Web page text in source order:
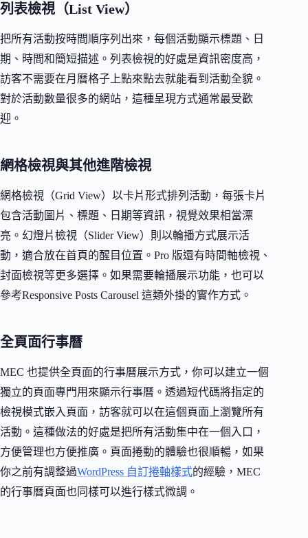
列表檢視（List View）
把所有活動按時間順序列出來，每個活動顯示標題、日
期、時間和簡短描述。列表檢視的好處是資訊密度高，
訪客不需要在月曆格子上點來點去就能看到活動全貌。
對於活動數量很多的網站，這種呈現方式通常最受歡
迎。
網格檢視與其他進階檢視
網格檢視（Grid View）以卡片形式排列活動，每張卡片
包含活動圖片、標題、日期等資訊，視覺效果相當漂
亮。幻燈片檢視（Slider View）則以輪播方式展示活
動，適合放在首頁的醒目位置。Pro 版還有時間軸檢視、
封面檢視等更多選擇。如果需要輪播展示功能，也可以
參考Responsive Posts Carousel 這類外掛的實作方式。
全頁面行事曆
MEC 也提供全頁面的行事曆展示方式，你可以建立一個
獨立的頁面專門用來顯示行事曆。透過短代碼將指定的
檢視模式嵌入頁面，訪客就可以在這個頁面上瀏覽所有
活動。這種做法的好處是把所有活動集中在一個入口，
方便管理也方便推廣。頁面捲動的體驗也很順暢，如果
你之前有調整過WordPress 自訂捲軸樣式的經驗，MEC
的行事曆頁面也同樣可以進行樣式微調。